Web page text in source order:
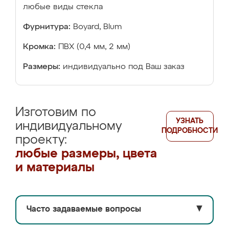
любые виды стекла
Фурнитура: Boyard, Blum
Кромка: ПВХ (0,4 мм, 2 мм)
Размеры: индивидуально под Ваш заказ
Изготовим по
индивидуальному
проекту:
любые размеры, цвета
и материалы
УЗНАТЬ
ПОДРОБНОСТИ
Часто задаваемые вопросы ▼